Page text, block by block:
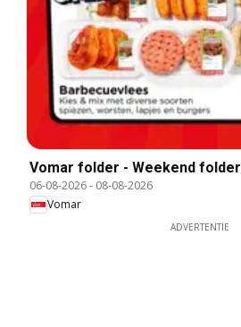
Vomar folder - Weekend folder
06-08-2026- 08-08-2026
Vomar
ADVERTENTIE